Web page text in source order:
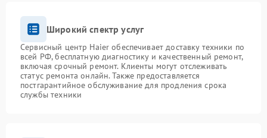
Широкий спектр услуг
Сервисный центр Haier обеспечивает доставку техники по
всей РФ, бесплатную диагностику и качественный ремонт,
включая срочный ремонт. Клиенты могут отслеживать
статус ремонта онлайн. Также предоставляется
постгарантийное обслуживание для продления срока
службы техники